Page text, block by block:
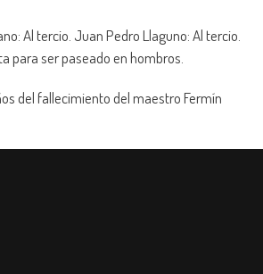
Al tercio. Juan Pedro Llaguno: Al tercio.
para ser paseado en hombros.
del fallecimiento del maestro Fermín